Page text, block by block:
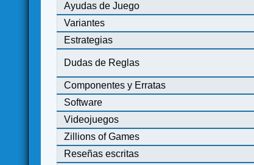
Ayudas de Juego
Variantes
Estrategias
Dudas de Reglas
Componentes y Erratas
Software
Videojuegos
Zillions of Games
Reseñas escritas